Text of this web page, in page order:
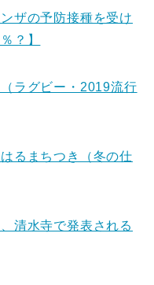
ザの予防接種を受け
？】
ラグビー・2019流行
るまちつき（冬の仕
清水寺で発表される